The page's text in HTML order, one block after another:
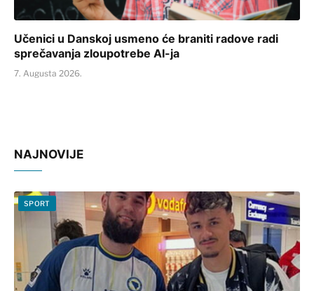
Učenici u Danskoj usmeno će braniti radove radi
sprečavanja zloupotrebe AI-ja
7. Augusta 2026.
NAJNOVIJE
SPORT